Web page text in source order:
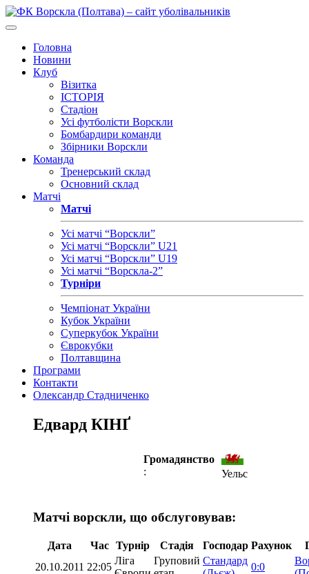
Головна
Новини
Клуб
Візитка
ІСТОРІЯ
Стадіон
Усі футболісти Ворскли
Бомбардири команди
Збірники Ворскли
Команда
Тренерський склад
Основний склад
Матчі
Матчі
Усі матчі “Ворскли”
Усі матчі “Ворскли” U21
Усі матчі “Ворскли” U19
Усі матчі “Ворскла-2”
Турніри
Чемпіонат України
Кубок України
Суперкубок України
Єврокубки
Полтавщина
Програми
Контакти
Олександр Стадниченко
Едвард КІНҐ
Громадянство
:
Уельс
Матчі ворскли, що обслуговував:
Дата Час Турнір Стадія Господар Рахунок
20.10.2011 22:05
Ліга
Груповий Стандард
0:0